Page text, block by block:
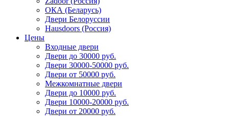
ОКА (Беларусь)
Двери Белоруссии
Hausdoors (Россия)
Цены
Входные двери
Двери до 30000 руб.
Двери 30000-50000 руб.
Двери от 50000 руб.
Межкомнатные двери
Двери до 10000 руб.
Двери 10000-20000 руб.
Двери от 20000 руб.